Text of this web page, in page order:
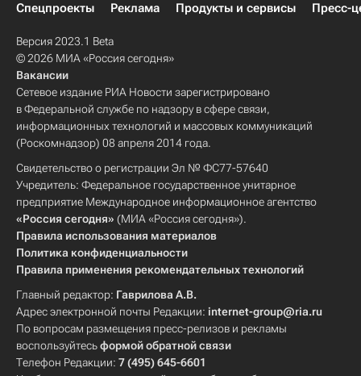
Спецпроекты
Реклама Продукты и сервисы Пресс-
Версия 2023.1 Beta
© 2026 МИА «Россия сегодня»
Вакансии
Сетевое издание РИА Новости зарегистрировано
в Федеральной службе по надзору в сфере связи,
информационных технологий и массовых коммуникаций
(Роскомнадзор) 08 апреля 2014 года.
Свидетельство о регистрации Эл № ФС77-57640
Учредитель: Федеральное государственное унитарное
предприятие Международное информационное агентство
«Россия сегодня» (МИА «Россия сегодня»).
Правила использования материалов
Политика конфиденциальности
Правила применения рекомендательных технологий
Главный редактор: Гаврилова А.В.
Адрес электронной почты Редакции: internet-group@ria.ru
По вопросам размещения пресс-релизов и рекламы
воспользуйтесьформой обратной связи
Телефон Редакции: 7 (495) 645-6601